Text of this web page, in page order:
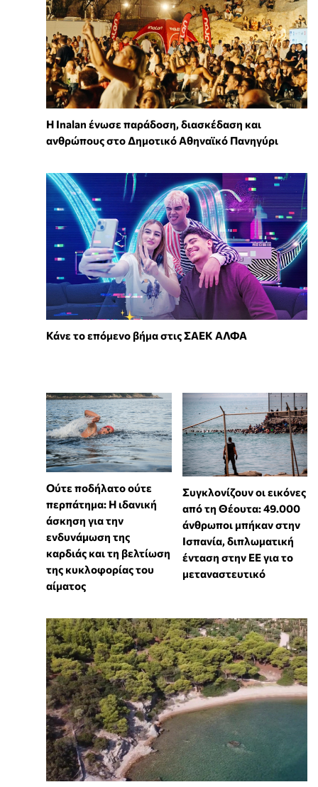
Η Inalan ένωσε παράδοση, διασκέδαση και
ανθρώπους στο Δημοτικό Αθηναϊκό Πανηγύρι
Κάνε το επόμενο βήμα στις ΣΑΕΚ ΑΛΦΑ
Ούτε ποδήλατο ούτε
περπάτημα: Η ιδανική
άσκηση για την
ενδυνάμωση της
καρδιάς και τη βελτίωση
της κυκλοφορίας του
αίματος
Συγκλονίζουν οι εικόνες
από τη Θέουτα: 49.000
άνθρωποι μπήκαν στην
Ισπανία, διπλωματική
ένταση στην ΕΕ για το
μεταναστευτικό